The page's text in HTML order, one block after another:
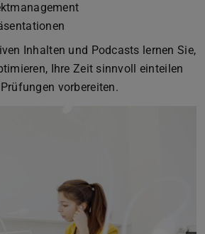
Inhalten und Podcasts lernen Sie,
Ihre Zeit sinnvoll einteilen
vorbereiten.